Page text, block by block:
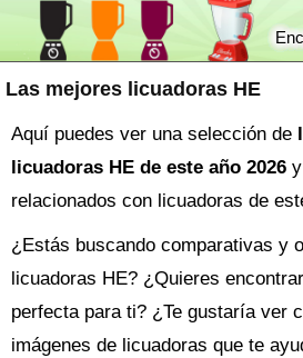
Las mejores licuadoras HE
Aquí puedes ver una selección de
licuadoras HE de este año 2026
relacionados con licuadoras de
¿Estás buscando comparativas y
licuadoras HE? ¿Quieres
perfecta para ti? ¿Te gustaría ver
imágenes de licuadoras que te